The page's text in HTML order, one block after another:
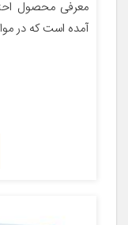
معرفی محصول
آمده است که در